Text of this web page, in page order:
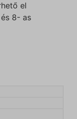
el
8- as